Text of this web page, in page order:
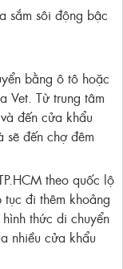
bằng ô tô hoặc
Vet. Từ trung tâm
đến cửa khẩu
đến chợ đêm
theo quốc lộ
đi thêm khoảng
thức di chuyển
nhiều cửa khẩu